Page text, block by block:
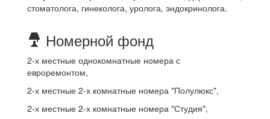
стоматолога, гинеколога, уролога, эндокринолога.
Номерной фонд
2-х местные однокомнатные номера с
евроремонтом,
2-х местные 2-х комнатные номера "Полулюкс",
2-х местные 2-х комнатные номера "Студия",